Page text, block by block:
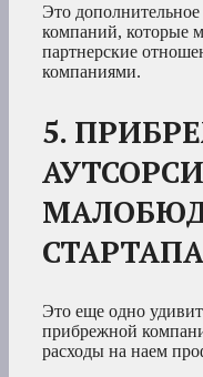
Это
компаний, которые
партнерские
компаниями.
5.
Это еще одно
прибрежной
расходы на наем